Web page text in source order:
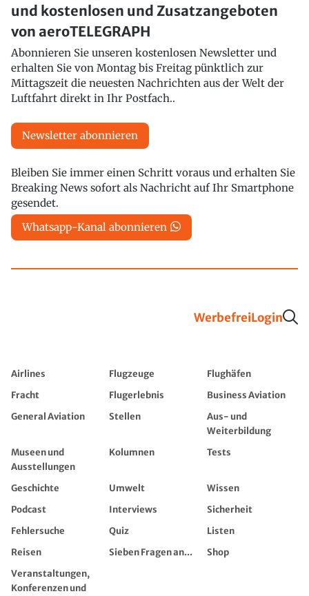
und kostenlosen und Zusatzangeboten
von aeroTELEGRAPH
Abonnieren Sie unseren kostenlosen Newsletter und
erhalten Sie von Montag bis Freitag pünktlich zur
Mittagszeit die neuesten Nachrichten aus der Welt der
Luftfahrt direkt in Ihr Postfach..
Newsletter abonnieren
Bleiben Sie immer einen Schritt voraus und erhalten Sie
Breaking News sofort als Nachricht auf Ihr Smartphone
gesendet.
Whatsapp-Kanal abonnieren
WerbefreiLogin
Airlines Flugzeuge
Flughäfen
Fracht
Flugerlebnis
Business Aviation
General Aviation
Stellen
Aus- und
Weiterbildung
Museen und
Ausstellungen
Kolumnen Tests
Geschichte Umwelt
Wissen
Podcast
Interviews
Sicherheit
Fehlersuche
Quiz
Listen
Reisen
Sieben Fragen an...
Shop
Veranstaltungen,
Konferenzen und